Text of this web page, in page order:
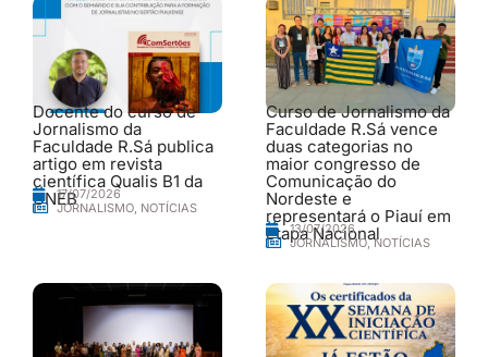
Docente do curso de
Jornalismo da
Faculdade R.Sá publica
artigo em revista
científica Qualis B1 da
UNEB17/07/2026
JORNALISMO NOTÍCIAS
Curso de Jornalismo da
Faculdade R.Sá vence
duas categorias no
maior congresso de
Comunicação do
Nordeste e
representará o Piauí em
etapa Nacional
13/07/2026
JORNALISMO,NOTÍCIAS